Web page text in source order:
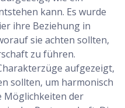
kann. Es wurde
ihre Beziehung in
sie achten sollten,
zu führen.
aufgezeigt,
sollten, um harmonisch
Möglichkeiten der